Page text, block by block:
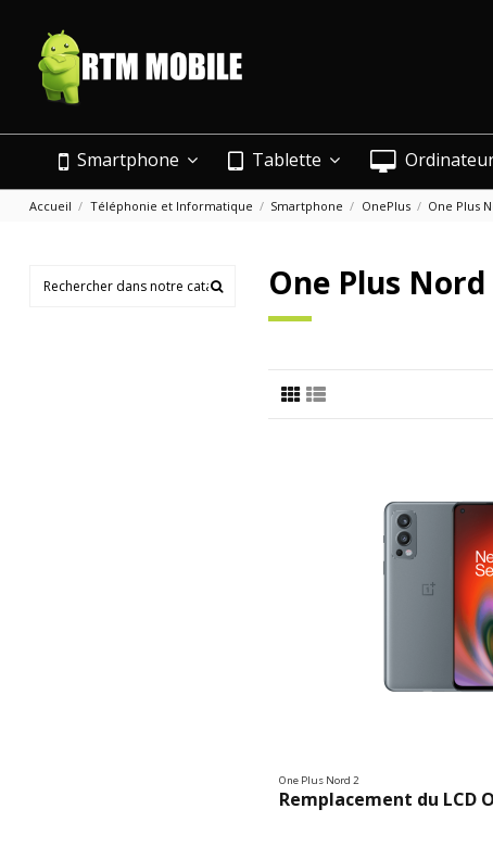
Smartphone Tablette
Accueil Téléphonie et Informatique Smartphone OnePlus One Plus
One Plus Nord
One Plus Nord 2
Remplacement du LCD